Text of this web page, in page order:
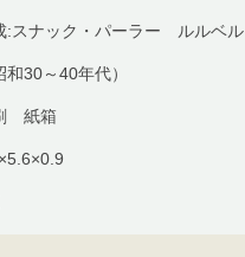
:スナック・パーラー ルルベル
和30～40年代）
紙箱